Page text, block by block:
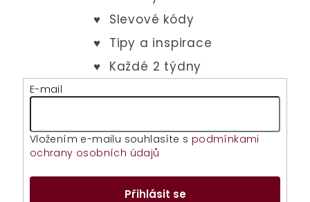
E-mail
Vložením e-mailu souhlasíte s podmínkami
ochrany osobních údajů
Přihlásit se